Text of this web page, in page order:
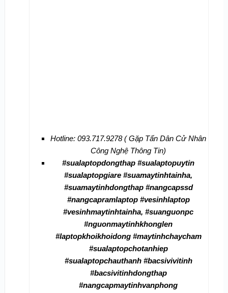
Hotline: 093.717.9278 ( Gặp Tấn Dân Cử Nhân
Công Nghệ Thông Tin)
#sualaptopdongthap #sualaptopuytin
#sualaptopgiare #suamaytinhtainha,
#suamaytinhdongthap #nangcapssd
#nangcapramlaptop #vesinhlaptop
#vesinhmaytinhtainha, #suanguonpc
#nguonmaytinhkhonglen
#laptopkhoikhoidong #maytinhchaycham
#sualaptopchotanhiep
#sualaptopchauthanh #bacsivivitinh
#bacsivitinhdongthap
#nangcapmaytinhvanphong